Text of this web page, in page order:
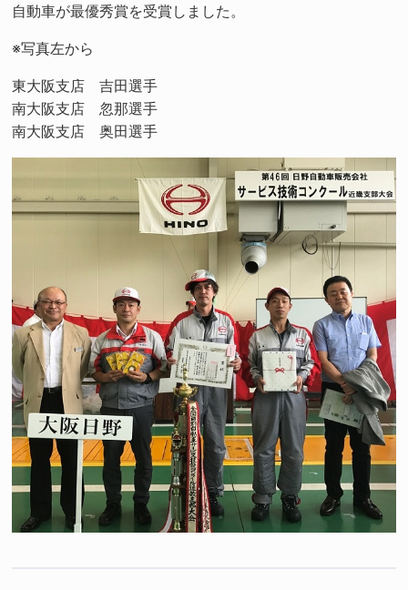
自動車が最優秀賞を受賞しました。
※写真左から
東大阪支店 吉田選手
南大阪支店 忽那選手
南大阪支店 奥田選手